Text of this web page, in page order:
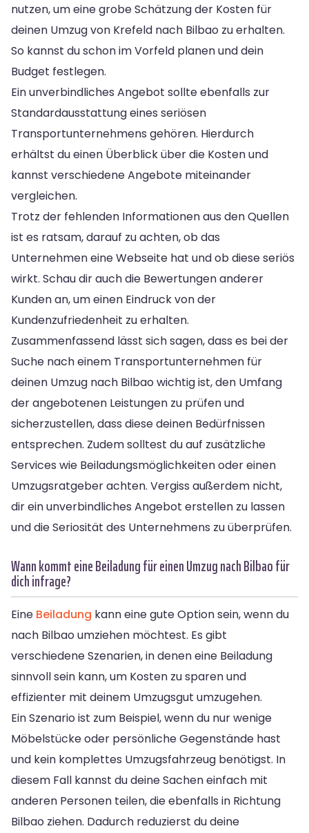
nutzen, um eine grobe Schätzung der Kosten für
deinen Umzug von Krefeld nach Bilbao zu erhalten.
So kannst du schon im Vorfeld planen und dein
Budget festlegen.
Ein unverbindliches Angebot sollte ebenfalls zur
Standardausstattung eines seriösen
Transportunternehmens gehören. Hierdurch
erhältst du einen Überblick über die Kosten und
kannst verschiedene Angebote miteinander
vergleichen.
Trotz der fehlenden Informationen aus den Quellen
ist es ratsam, darauf zu achten, ob das
Unternehmen eine Webseite hat und ob diese seriös
wirkt. Schau dir auch die Bewertungen anderer
Kunden an, um einen Eindruck von der
Kundenzufriedenheit zu erhalten.
Zusammenfassend lässt sich sagen, dass es bei der
Suche nach einem Transportunternehmen für
deinen Umzug nach Bilbao wichtig ist, den Umfang
der angebotenen Leistungen zu prüfen und
sicherzustellen, dass diese deinen Bedürfnissen
entsprechen. Zudem solltest du auf zusätzliche
Services wie Beiladungsmöglichkeiten oder einen
Umzugsratgeber achten. Vergiss außerdem nicht,
dir ein unverbindliches Angebot erstellen zu lassen
und die Seriosität des Unternehmens zu überprüfen.
Wann kommt eine Beiladung für einen Umzug nach Bilbao für
dich infrage?
Eine Beiladung kann eine gute Option sein, wenn du
nach Bilbao umziehen möchtest. Es gibt
verschiedene Szenarien, in denen eine Beiladung
sinnvoll sein kann, um Kosten zu sparen und
effizienter mit deinem Umzugsgut umzugehen.
Ein Szenario ist zum Beispiel, wenn du nur wenige
Möbelstücke oder persönliche Gegenstände hast
und kein komplettes Umzugsfahrzeug benötigst. In
diesem Fall kannst du deine Sachen einfach mit
anderen Personen teilen, die ebenfalls in Richtung
Bilbao ziehen. Dadurch reduzierst du deine